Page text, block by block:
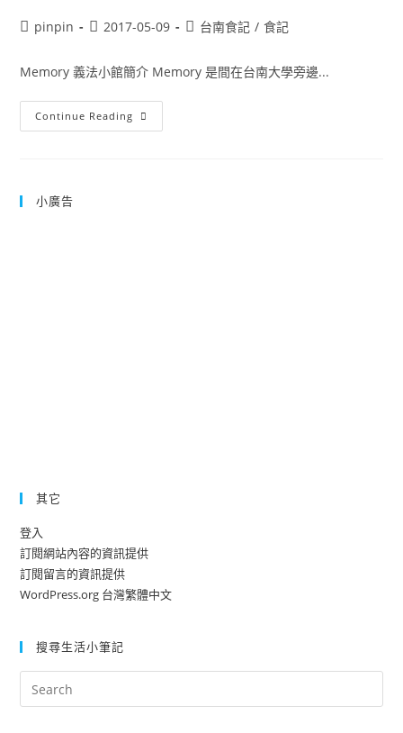
Postpinpin
Post2017-05-09
Post台南食記 / 食記
Memory 義法小館簡介 Memory 是間在台南大學旁邊...
Continue Reading Memory
義
小廣告
其它
登入
訂閱網站內容的資訊提供
訂閱留言的資訊提供
WordPress.org 台灣繁體中文
搜尋生活小筆記